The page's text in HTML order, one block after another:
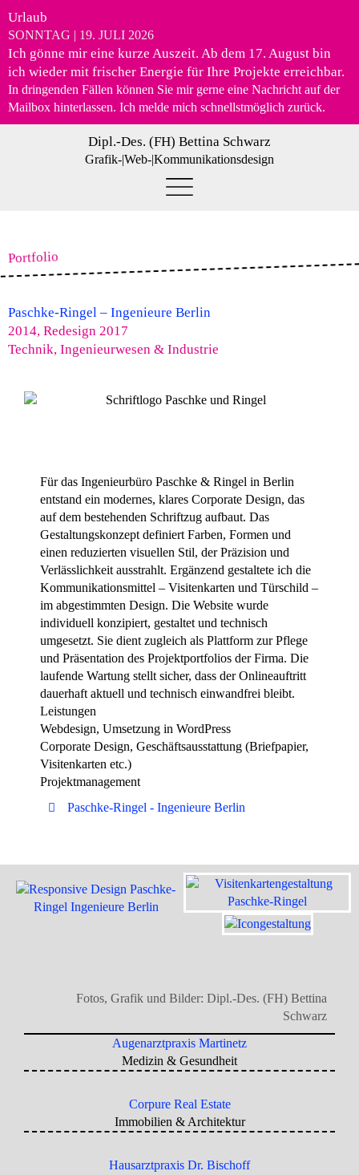
Urlaub
SONNTAG | 19. JULI 2026
Ich gönne mir eine kurze Auszeit. Ab dem 17. August bin
ich wieder mit frischer Energie für Ihre Projekte erreichbar.
In dringenden Fällen können Sie mir gerne eine Nachricht auf der
Mailbox hinterlassen. Ich melde mich schnellstmöglich zurück.
Dipl.-Des. (FH) Bettina Schwarz
Grafik-|Web-|Kommunikationsdesign
Portfolio
Paschke-Ringel – Ingenieure Berlin
2014, Redesign 2017
Technik, Ingenieurwesen & Industrie
Für das Ingenieurbüro Paschke & Ringel in Berlin
entstand ein modernes, klares Corporate Design, das
auf dem bestehenden Schriftzug aufbaut. Das
Gestaltungskonzept definiert Farben, Formen und
einen reduzierten visuellen Stil, der Präzision und
Verlässlichkeit ausstrahlt. Ergänzend gestaltete ich die
Kommunikationsmittel – Visitenkarten und Türschild –
im abgestimmten Design. Die Website wurde
individuell konzipiert, gestaltet und technisch
umgesetzt. Sie dient zugleich als Plattform zur Pflege
und Präsentation des Projektportfolios der Firma. Die
laufende Wartung stellt sicher, dass der Onlineauftritt
dauerhaft aktuell und technisch einwandfrei bleibt.
Leistungen
Webdesign, Umsetzung in WordPress
Corporate Design, Geschäftsausstattung (Briefpapier,
Visitenkarten etc.)
Projektmanagement
Paschke-Ringel - Ingenieure Berlin
Fotos, Grafik und Bilder: Dipl.-Des. (FH) Bettina
Schwarz
Augenarztpraxis Martinetz
Medizin & Gesundheit
Corpure Real Estate
Immobilien & Architektur
Hausarztpraxis Dr. Bischoff